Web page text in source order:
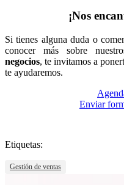
¡Nos
Si tienes alguna duda o
conocer más sobre
negocios, te invitamos a
te ayudaremos.
Enviar
Etiquetas:
Gestión de ventas